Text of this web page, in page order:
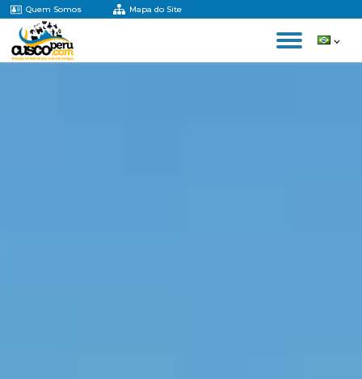
Quem Somos Mapa do Site